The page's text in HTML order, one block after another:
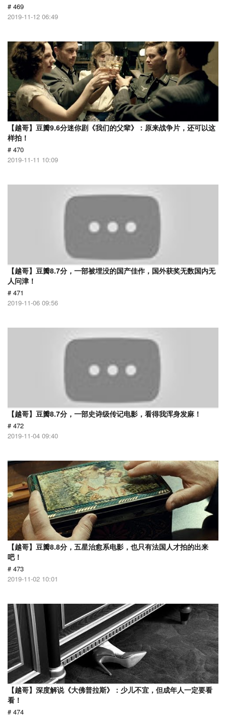
# 469
2019-11-12 06:49
【越哥】豆瓣9.6分迷你剧《我们的父辈》：原来战争片，还可以这
样拍！
# 470
2019-11-11 10:09
【越哥】豆瓣8.7分，一部被埋没的国产佳作，国外获奖无数国内无
人问津！
# 471
2019-11-06 09:56
【越哥】豆瓣8.7分，一部史诗级传记电影，看得我浑身发麻！
# 472
2019-11-04 09:40
【越哥】豆瓣8.8分，五星治愈系电影，也只有法国人才拍的出来
吧！
# 473
2019-11-02 10:01
【越哥】深度解说《大佛普拉斯》：少儿不宜，但成年人一定要看
看！
# 474